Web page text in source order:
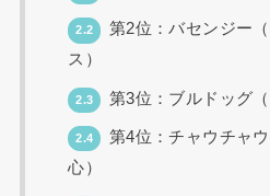
2.2
第2位：バセンジー
ス）
2.3 第3位：ブルドッグ
2.4
第4位：チャウチャ
心）